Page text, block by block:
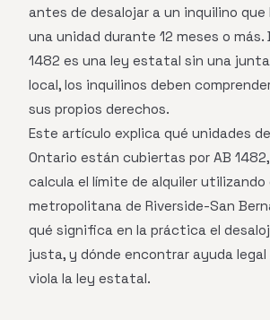
antes de desalojar a un inquilino que
una unidad durante 12 meses o más.
1482 es una ley estatal sin una
local, los inquilinos deben
sus propios derechos.
Este artículo explica qué unidades
Ontario están cubiertas por AB
calcula el límite de alquiler utilizando
metropolitana de Riverside-San
qué significa en la práctica el
justa, y dónde encontrar ayuda legal
viola la ley estatal.